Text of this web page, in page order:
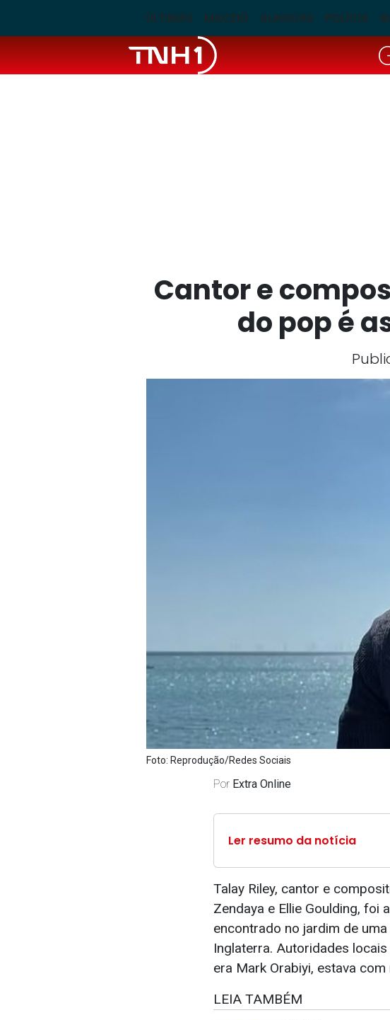
ÚLTIMAS MACEIÓ ALAGOAS POLÍCIA
Cantor e
do pop é
Foto: Reprodução/Redes Sociais
Por Extra Online
Ler resumo da notícia
Talay Riley, cantor e
Zendaya e Ellie Goulding,
encontrado no jardim de
Inglaterra. Autoridades
era Mark Orabiyi, estava
LEIA TAMBÉM